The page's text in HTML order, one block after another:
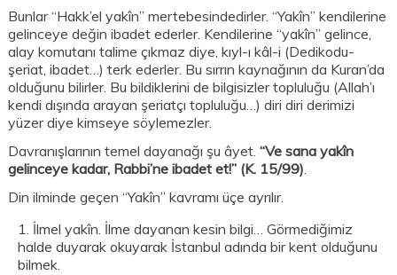
Bunlar “Hakk’el yakîn” mertebesindedirler. “Yakîn” kendilerine
gelinceye değin ibadet ederler. Kendilerine “yakîn” gelince,
alay komutanı talime çıkmaz diye, kıyl-ı kâl-i (Dedikodu-
şeriat, ibadet…) terk ederler. Bu sırrın kaynağının da Kuran’da
olduğunu bilirler. Bu bildiklerini de bilgisizler topluluğu (Allah’ı
kendi dışında arayan şeriatçı topluluğu…) diri diri derimizi
yüzer diye kimseye söylemezler.
Davranışlarının temel dayanağı şu âyet.“Ve sana yakîn
gelinceye kadar, Rabbi’ne ibadet et!” (K. 15/99).
Din ilminde geçen “Yakîn” kavramı üçe ayrılır.
İlmel yakîn. İlme dayanan kesin bilgi… Görmediğimiz
halde duyarak okuyarak İstanbul adında bir kent olduğunu
bilmek.